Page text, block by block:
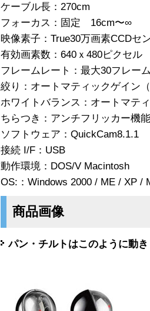
ケーブル長：270cm
フォーカス：固定 16cm〜∞
映像素子：True30万画素CCDセ
有効画素数：640ｘ480ピクセル
フレームレート：最大30フレー
絞り：オートマティックゲイン
ホワイトバランス：オートマテ
ちらつき：アンチフリッカー機能
ソフトウェア：QuickCam8.1.1
接続 I/F：USB
動作環境：DOS/V Macintosh
OS:：Windows 2000 / ME / XP /
商品画像
パン・チルトはこのように動